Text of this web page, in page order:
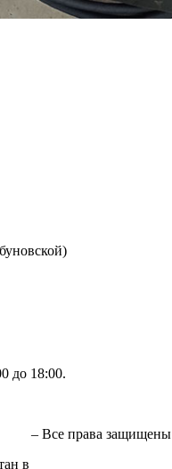
до 18:00.
– Все права защищены
в